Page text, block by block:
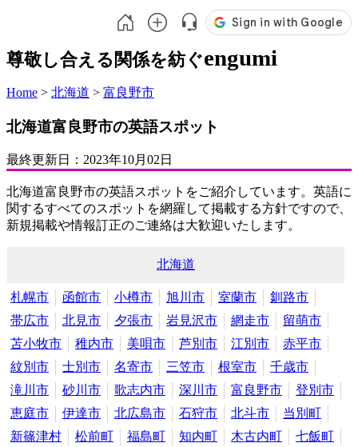
尊敬し合える関係を紡ぐengumi
Home > 北海道 > 富良野市
北海道富良野市の英語スポット
最終更新日： 2023年10月02日
北海道富良野市の英語スポットをご紹介しています。英語に
関するすべてのスポットを網羅して掲載する方針ですので、
新規掲載や情報訂正のご連絡は大歓迎いたします。
北海道
札幌市 函館市 小樽市 旭川市 室蘭市
釧路市
帯広市
北見市 夕張市 岩見沢市 網走市
留萌市
苫小牧市
稚内市 美唄市 芦別市 江別市
赤平市
紋別市
士別市 名寄市 三笠市 根室市
千歳市
滝川市
砂川市 歌志内市 深川市 富良野市
登別市
恵庭市
伊達市 北広島市 石狩市 北斗市
当別町
新篠津村
松前町 福島町 知内町 木古内町
七飯町